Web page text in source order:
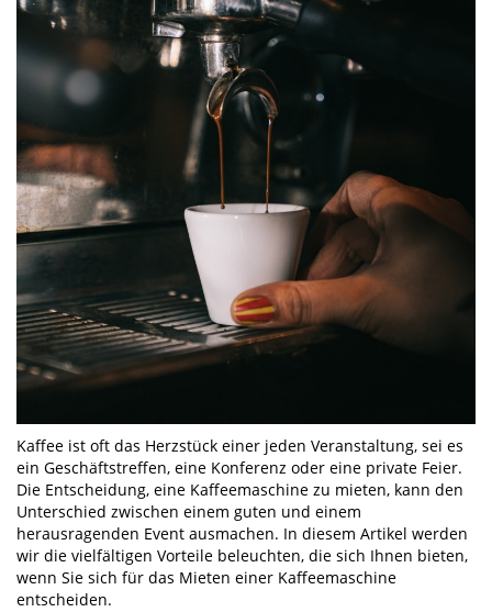
Kaffee ist oft das Herzstück einer jeden Veranstaltung, sei es
ein Geschäftstreffen, eine Konferenz oder eine private Feier.
Die Entscheidung, eine Kaffeemaschine zu mieten, kann den
Unterschied zwischen einem guten und einem
herausragenden Event ausmachen. In diesem Artikel werden
wir die vielfältigen Vorteile beleuchten, die sich Ihnen bieten,
wenn Sie sich für das Mieten einer Kaffeemaschine
entscheiden.